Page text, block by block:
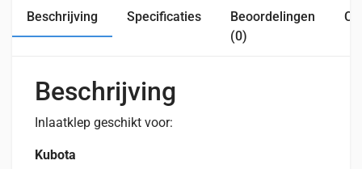
Beschrijving Specificaties
Beoordelingen
(0)
Beschrijving
Inlaatklep geschikt voor:
Kubota